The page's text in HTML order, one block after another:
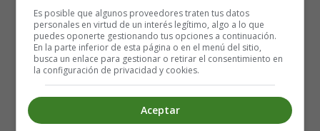
The carott cake: the steps 🥕🥕
Start by preheating the oven to 180°C.
Peel and grate the carrots.
Es posible que algunos proveedores traten tus datos
personales en virtud de un interés legítimo, algo a lo que
puedes oponerte gestionando tus opciones a continuación.
En la parte inferior de esta página o en el menú del sitio,
busca un enlace para gestionar o retirar el consentimiento en
la configuración de privacidad y cookies.
Aceptar